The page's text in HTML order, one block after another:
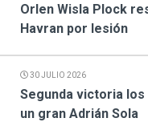
Orlen Wisla Plock
Havran por lesión
30 JULIO 2026
Segunda victoria
un gran Adrián Sola